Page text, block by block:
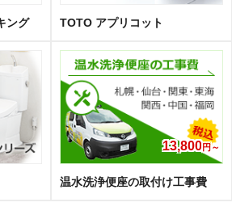
ング TOTO アプリコット
13,800 円～
温水洗浄便座の取付け工事費